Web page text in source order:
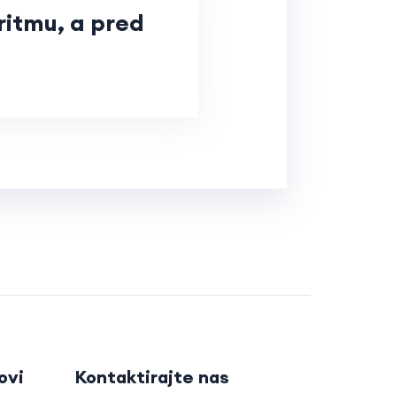
a pred
Kontaktirajte nas